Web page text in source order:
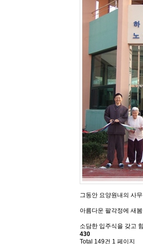
그동안 요양원내의 사
아름다운 팔각정에 새
소담한 입주식을 갖고
430
Total 149건 1 페이지